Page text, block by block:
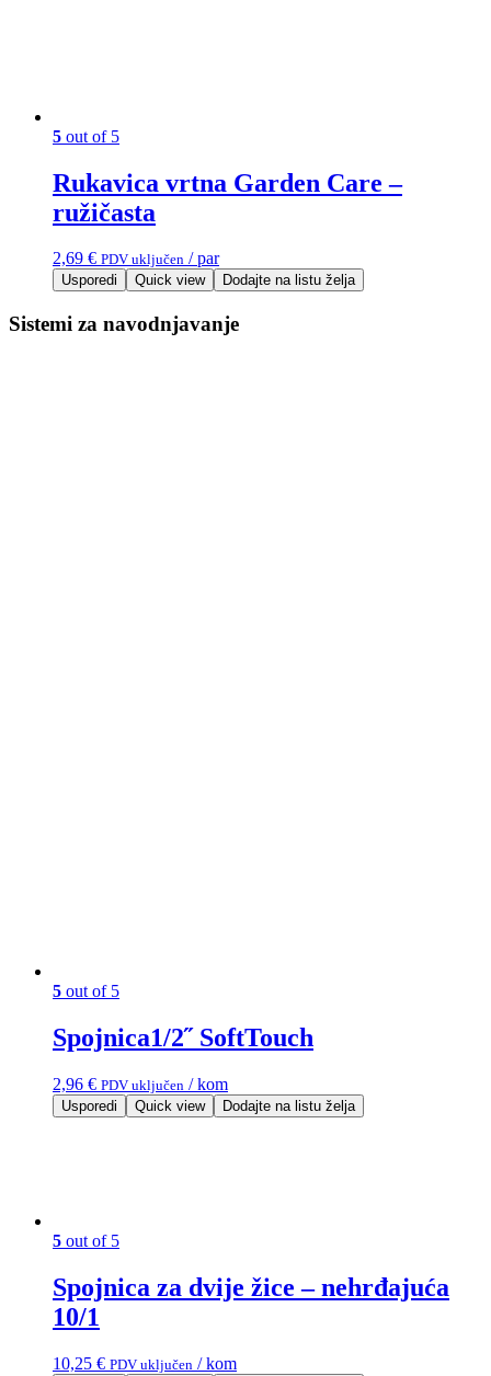
5 out of 5
Rukavica vrtna Garden Care –
ružičasta
2,69 € PDV uključen / par
Usporedi Quick view Dodajte na listu želja
Sistemi za navodnjavanje
5 out of 5
Spojnica1/2˝ SoftTouch
2,96 € PDV uključen / kom
Usporedi Quick view Dodajte na listu želja
5 out of 5
Spojnica za dvije žice – nehrđajuća
10/1
10,25 € PDV uključen / kom